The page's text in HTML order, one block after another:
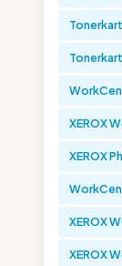
XEROX
XEROX
XEROX
XEROX